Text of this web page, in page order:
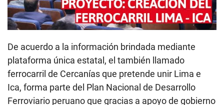
De acuerdo a la información brindada mediante
plataforma única estatal, el también llamado
ferrocarril de Cercanías que pretende unir Lima e
Ica, forma parte del Plan Nacional de Desarrollo
Ferroviario peruano que gracias a apoyo de gobierno